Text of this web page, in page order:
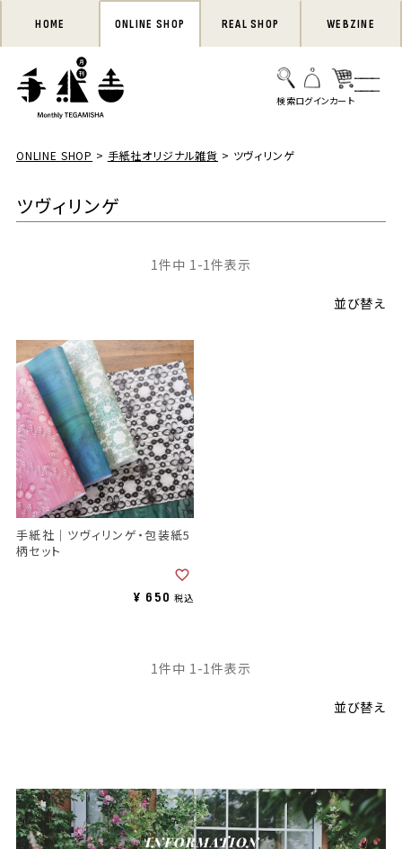
HOME ONLINE SHOP REAL SHOP WEBZINE
ONLINE SHOP 手紙社オリジナル雑貨 ツヴィリンゲ
ツヴィリンゲ
並び替え
1件中 1 -1件表示
手紙社｜ツヴィリンゲ・包装紙5
柄セット
¥ 650 税込
並び替え
1件中 1 -1件表示